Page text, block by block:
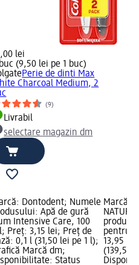
lei
(9,50 lei pe 1 buc)
Perie de dinti Max
Charcoal Medium, 2
(9)
Livrabil
selectare magazin dm
Dontodent; Numele
Apă de gură
Intensive Care, 100
Preț: 3,15 lei; Preț de
0,1 l (31,50 lei pe 1 l);
Marcă dm;
Status
Marcă:
pentru
13,95
(139,50